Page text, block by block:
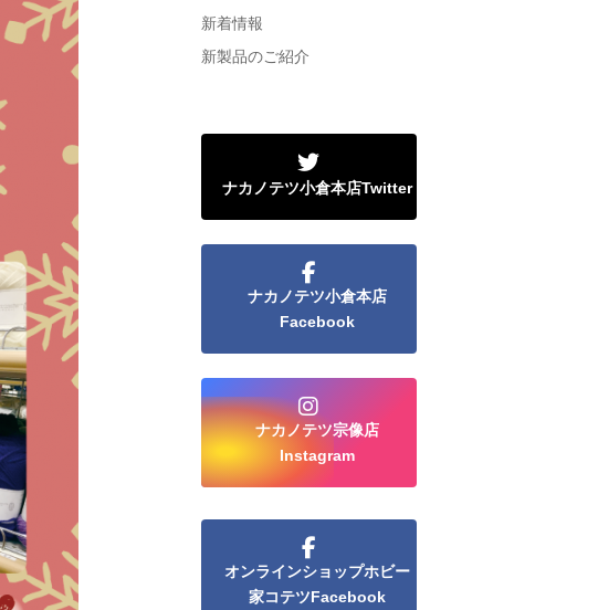
新着情報
新製品のご紹介
ナカノテツ小倉本店Twitter
ナカノテツ小倉本店
Facebook
ナカノテツ宗像店
Instagram
オンラインショップホビー
家コテツFacebook